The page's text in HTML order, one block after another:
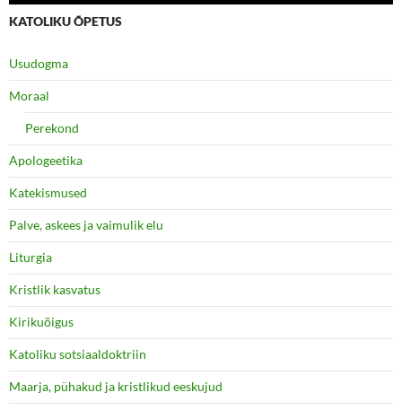
KATOLIKU ÕPETUS
Usudogma
Moraal
Perekond
Apologeetika
Katekismused
Palve, askees ja vaimulik elu
Liturgia
Kristlik kasvatus
Kirikuõigus
Katoliku sotsiaaldoktriin
Maarja, pühakud ja kristlikud eeskujud